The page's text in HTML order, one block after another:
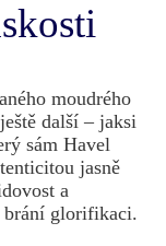
moudrého
další – jaksi
sám Havel
jasně
a
brání glorifikaci.